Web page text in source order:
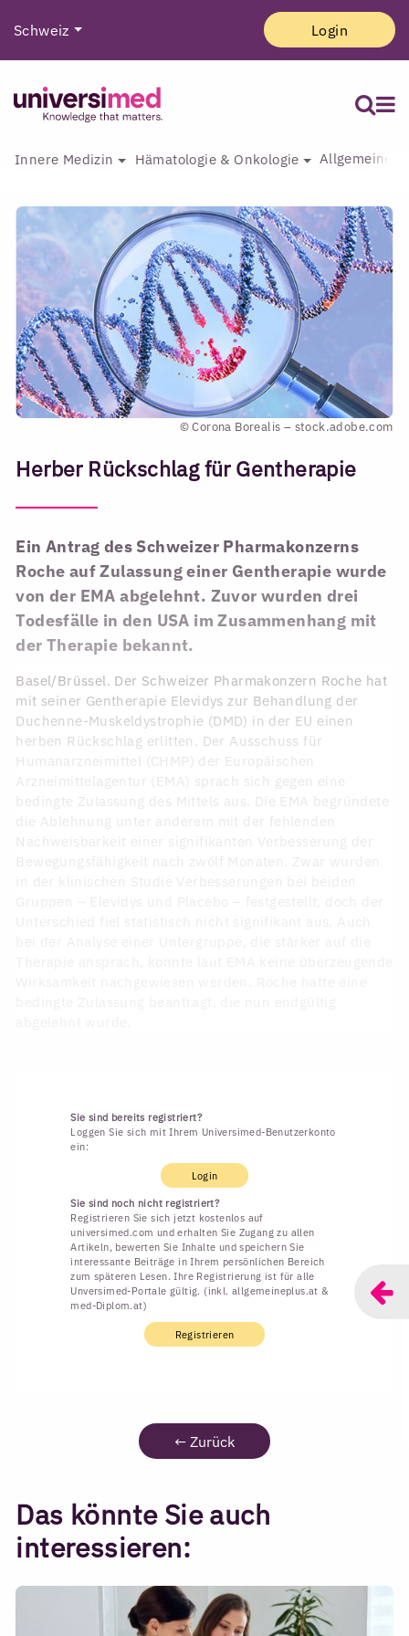
Schweiz Login
Innere Medizin Hämatologie & Onkologie Allgemeine
© Corona Borealis – stock.adobe.com
Herber Rückschlag für Gentherapie
Ein Antrag des Schweizer Pharmakonzerns
Roche auf Zulassung einer Gentherapie wurde
von der EMA abgelehnt. Zuvor wurden drei
Todesfälle in den USA im Zusammenhang mit
der Therapie bekannt.
Basel/Brüssel. Der Schweizer Pharmakonzern Roche hat
mit seiner Gentherapie Elevidys zur Behandlung der
Duchenne-Muskeldystrophie (DMD) in der EU einen
herben Rückschlag erlitten. Der Ausschuss für
Humanarzneimittel (CHMP) der Europäischen
Arzneimittelagentur (EMA) sprach sich gegen eine
bedingte Zulassung des Mittels aus. Die EMA begründete
die Ablehnung unter anderem mit der fehlenden
Sie sind bereits registriert?
Loggen Sie sich mit Ihrem Universimed-Benutzerkonto
ein:
Login
Sie sind noch nicht registriert?
Registrieren Sie sich jetzt kostenlos auf
universimed.com und erhalten Sie Zugang zu allen
Artikeln, bewerten Sie Inhalte und speichern Sie
interessante Beiträge in Ihrem persönlichen Bereich
zum späteren Lesen. Ihre Registrierung ist für alle
Unversimed-Portale gültig. (inkl. allgemeineplus.at &
med-Diplom.at)
Registrieren
← Zurück
Das könnte Sie auch
interessieren: